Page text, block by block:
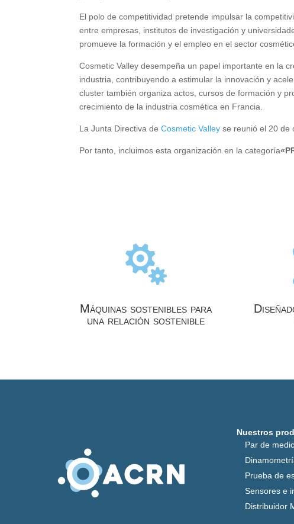
El polo de competitividad pretende impulsar la
entre empresas, institutos de investigación y
promueve la formación y el empleo en el sector
Cosmetic Valley desempeña un papel importante en la
industria, contribuyendo a estimular la innovación y
cluster también organiza actos, cursos de formación y
crecimiento de la industria cosmética en Francia.
La Junta Directiva deCosmetic Valley se reunió el 20 de
Por tanto, incluimos esta organización en la categoría

Máquinas sostenibles para
una relación sostenible
Nuestros
Par de
Prueba de
Sensores e
Distribuidor